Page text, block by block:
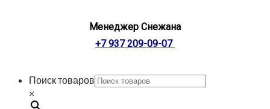
Менеджер Снежана
+7 937 209-09-07
Поиск товаров
×